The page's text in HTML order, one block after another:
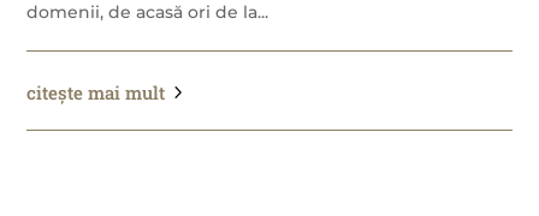
domenii, de acasă ori de la...
citește mai mult